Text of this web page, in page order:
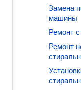
Замена
машины
Ремонт
Ремонт